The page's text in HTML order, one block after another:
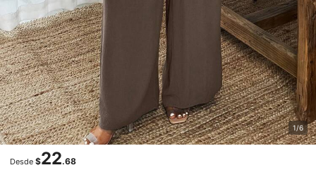
1/6
Desde $22.68